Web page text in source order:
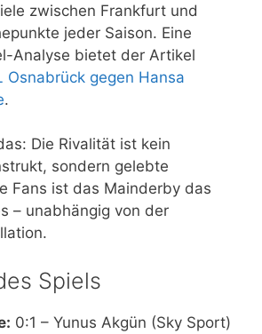
zwischen Frankfurt und
jeder Saison. Eine
Analyse bietet der Artikel
Osnabrück gegen Hansa
.
Die Rivalität ist kein
sondern gelebte
Fans ist das Mainderby das
– unabhängig von der
Spiels
0:1 – Yunus Akgün (Sky Sport)